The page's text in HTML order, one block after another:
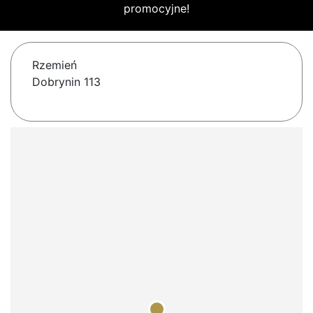
promocyjne!
Rzemień
Dobrynin 113